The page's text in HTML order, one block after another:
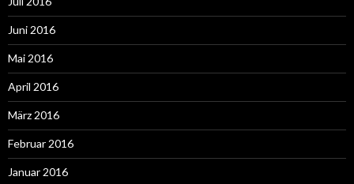
Juni 2016
Mai 2016
April 2016
März 2016
Februar 2016
Januar 2016